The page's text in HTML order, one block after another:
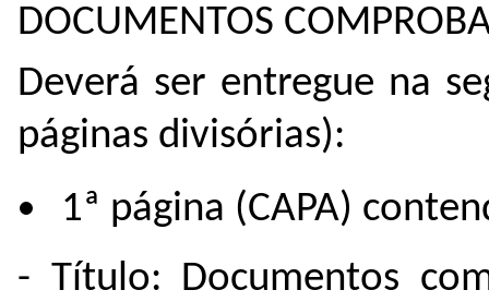
DOCUMENTOS
Deverá ser entregue na
páginas divisórias):
1ª página (CAPA)
- Título: Documentos